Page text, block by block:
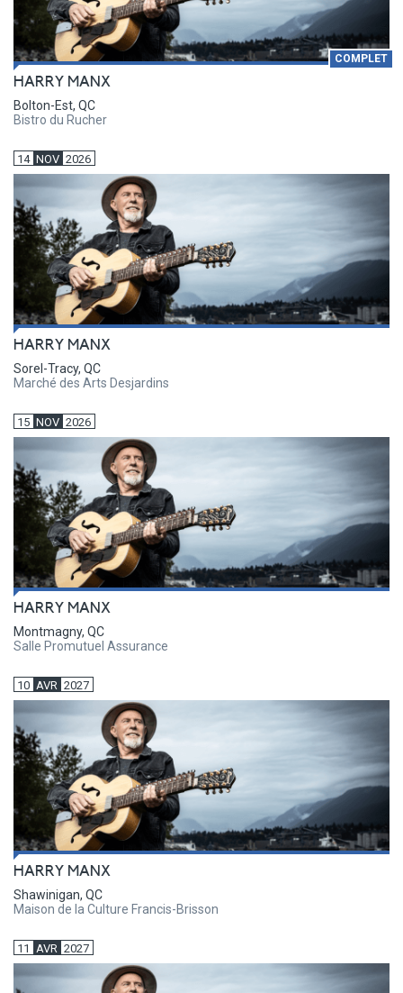
COMPLET
HARRY MANX
Bolton-Est, QC
Bistro du Rucher
14 NOV 2026
HARRY MANX
Sorel-Tracy, QC
Marché des Arts Desjardins
15 NOV 2026
HARRY MANX
Montmagny, QC
Salle Promutuel Assurance
10 AVR 2027
HARRY MANX
Shawinigan, QC
Maison de la Culture Francis-Brisson
11 AVR 2027